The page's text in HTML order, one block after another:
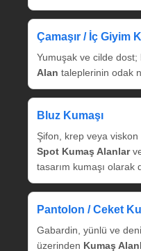
Çamaşır / İç Giyim
Yumuşak ve cilde dost;
Alan taleplerinin odak
Bluz Kumaşı
Şifon, krep veya viskon
Spot Kumaş Alanlar
tasarım kumaşı olarak
Pantolon / Ceket
Gabardin, yünlü ve
üzerinden Kumaş